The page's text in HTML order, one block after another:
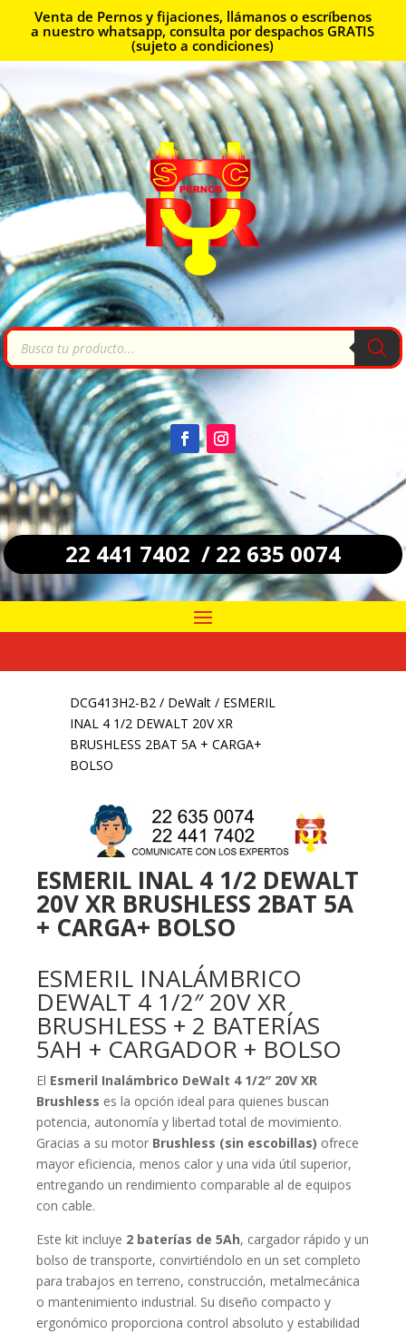
Venta de Pernos y fijaciones, llámanos o escríbenos
a nuestro whatsapp, consulta por despachos GRATIS
(sujeto a condiciones)
Búsqueda
productos
22 441 7402 / 22 635 0074
DCG413H2-B2/ DeWalt/ ESMERIL
INAL 4 1/2 DEWALT 20V XR
BRUSHLESS 2BAT 5A + CARGA+
BOLSO
ESMERIL INAL 4 1/2 DEWALT
20V XR BRUSHLESS 2BAT 5A
+ CARGA+ BOLSO
ESMERIL INALÁMBRICO
DEWALT 4 1/2″ 20V XR
BRUSHLESS + 2 BATERÍAS
5AH + CARGADOR + BOLSO
El Esmeril Inalámbrico DeWalt 4 1/2″ 20V XR
Brushless es la opción ideal para quienes buscan
potencia, autonomía y libertad total de movimiento.
Gracias a su motor Brushless (sin escobillas) ofrece
mayor eficiencia, menos calor y una vida útil superior,
entregando un rendimiento comparable al de equipos
con cable.
Este kit incluye 2 baterías de 5Ah, cargador rápido y un
bolso de transporte, convirtiéndolo en un set completo
para trabajos en terreno, construcción, metalmecánica
o mantenimiento industrial. Su diseño compacto y
ergonómico proporciona control absoluto y estabilidad